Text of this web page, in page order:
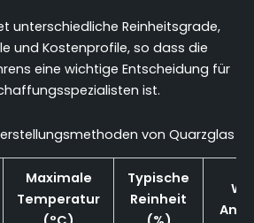
unterschiedliche Reinheitsgrade,
und Kostenprofile, so dass die
eine wichtige Entscheidung für
ist.
von Quarzglas
Maximale
Temperatur
Typische
Reinheit